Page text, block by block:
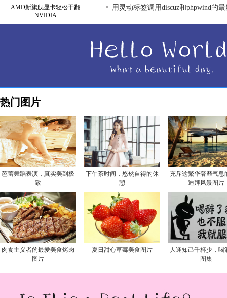
AMD新旗舰显卡轻松干翻
NVIDIA
用灵动标签调用discuz和phpwind的
热门图片
芭蕾舞蹈表演，真实美到极
致
下午茶时间，悠然自得的休
憩
充斥这繁华奢靡气息
迪拜风景图片
肉食主义者的最爱美食烤肉
图片
夏日甜心草莓美食图片
人逢知己千杯少，喝
图集